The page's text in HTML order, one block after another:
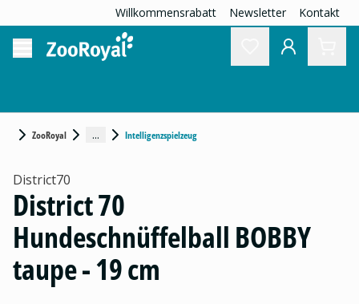
Willkommensrabatt Newsletter Kontakt
ZooRoyal ... Intelligenzspielzeug
District70
District 70
Hundeschnüffelball BOBBY
taupe - 19 cm